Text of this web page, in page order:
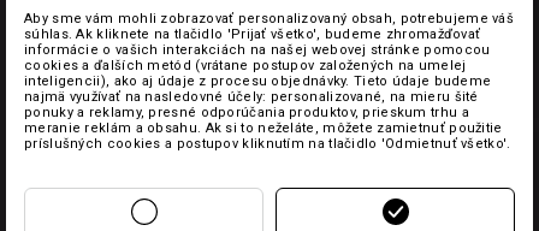
Aby sme vám mohli zobrazovať personalizovaný obsah, potrebujeme váš
súhlas. Ak kliknete na tlačidlo 'Prijať všetko', budeme zhromažďovať
informácie o vašich interakciách na našej webovej stránke pomocou
cookies a ďalších metód (vrátane postupov založených na umelej
inteligencii), ako aj údaje z procesu objednávky. Tieto údaje budeme
najmä využívať na nasledovné účely: personalizované, na mieru šité
ponuky a reklamy, presné odporúčania produktov, prieskum trhu a
meranie reklám a obsahu. Ak si to neželáte, môžete zamietnuť použitie
príslušných cookies a postupov kliknutím na tlačidlo 'Odmietnuť všetko'.